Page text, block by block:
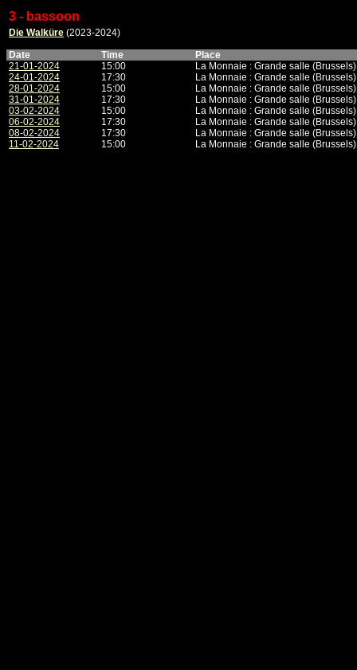
3 - bassoon
Die Walküre (2023-2024)
Date
Time
Place
21-01-2024
15:00
La Monnaie : Grande salle (Brussels)
24-01-2024
17:30
La Monnaie : Grande salle (Brussels)
28-01-2024
15:00
La Monnaie : Grande salle (Brussels)
31-01-2024
17:30
La Monnaie : Grande salle (Brussels)
03-02-2024
15:00
La Monnaie : Grande salle (Brussels)
06-02-2024
17:30
La Monnaie : Grande salle (Brussels)
08-02-2024
17:30
La Monnaie : Grande salle (Brussels)
11-02-2024
15:00 La Monnaie : Grande salle (Brussels)